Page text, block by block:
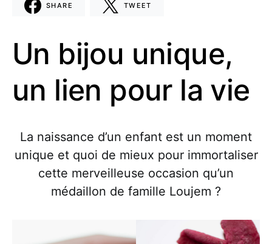
SHARE TWEET
Un bijou unique,
un lien pour la vie
La naissance d’un enfant est un moment
unique et quoi de mieux pour immortaliser
cette merveilleuse occasion qu’un
médaillon de famille Loujem ?